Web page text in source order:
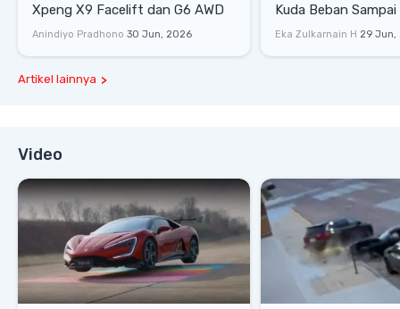
Xpeng X9 Facelift dan G6 AWD
Anindiyo Pradhono 30 Jun, 2026
Kuda Beban
Lifestyle
Eka Zulkarnain H 29 Jun,
Artikel lainnya
Video